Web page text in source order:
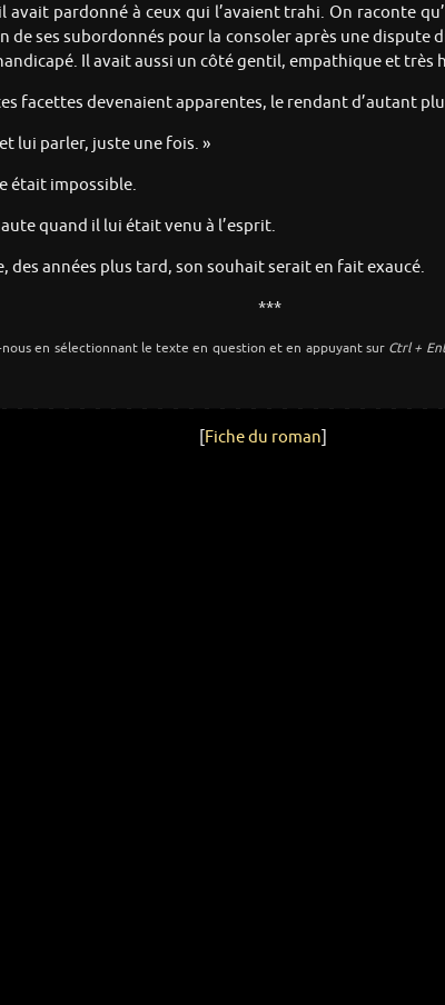
avait pardonné à ceux qui l’avaient trahi. On raconte
de ses subordonnés pour la consoler après une
Il avait aussi un côté gentil, empathique et très
facettes devenaient apparentes, le rendant d’autant
lui parler, juste une fois. »
était impossible.
quand il lui était venu à l’esprit.
des années plus tard, son souhait serait en fait exaucé.
***
en sélectionnant le texte en question et en appuyant sur Ctrl +
Fiche du roman